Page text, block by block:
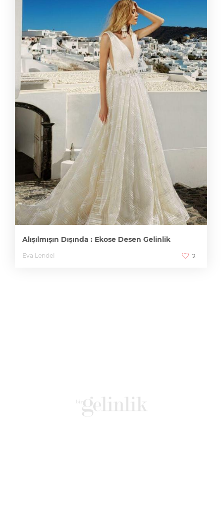
Alışılmışın Dışında : Ekose Desen Gelinlik
Eva Lendel 2